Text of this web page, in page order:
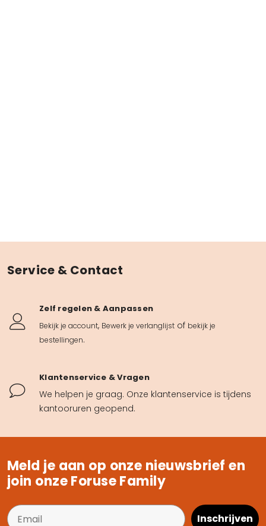
Service & Contact
Zelf regelen & Aanpassen
Bekijk je account, Bewerk je verlanglijst of bekijk je
bestellingen.
Klantenservice & Vragen
We helpen je graag. Onze klantenservice is tijdens
kantooruren geopend.
Meld je aan op onze nieuwsbrief en
join onze Foruse Family
Inschrijven